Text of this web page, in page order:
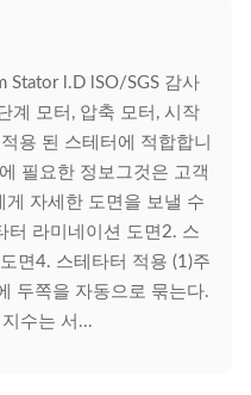
Stator l.D lSO/SGS 감사
계 모터, 압축 모터, 시작
용 된 스테터에 적합합니
필요한 정보그것은 고객
자세한 도면을 보낼 수
터 라미네이션 도면2. 스
면4. 스테타터 적용 (1)주
두쪽을 자동으로 묶는다.
수는 서...